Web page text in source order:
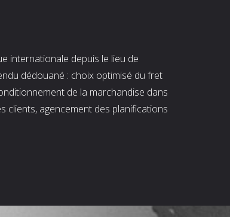
internationale depuis le lieu de
dédouané : choix optimisé du fret
de la marchandise dans
clients, agencement des planifications